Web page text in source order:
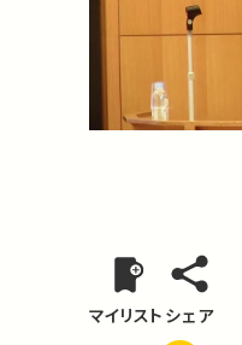
マイリスト シェア